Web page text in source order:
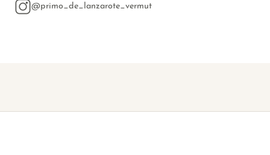
@primo_de_lanzarote_vermut